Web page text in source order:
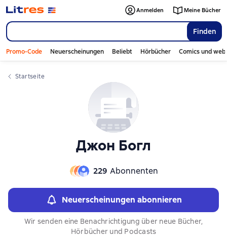
Finden
Anmelden Meine Bücher
Promo-Code Neuerscheinungen Beliebt Hörbücher Comics und
Startseite
Джон Богл
229 Abonnenten
Neuerscheinungen abonnieren
Wir senden eine Benachrichtigung über neue Bücher,
Hörbücher und Podcasts
Слайдер с книгами
Слайдер с книгами